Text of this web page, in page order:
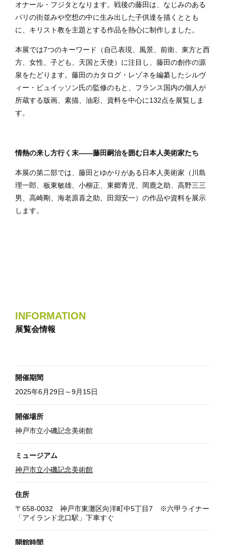
オナール・フジタとなります。戦後の藤田は、なじみのある
パリの街並みや空想の中に生み出した子供達を描くととも
に、キリスト教を主題とする作品を熱心に制作しました。
本展では7つのキーワード（自己表現、風景、前衛、東方と西
方、女性、子ども、天国と天使）に注目し、藤田の創作の源
泉をたどります。藤田のカタログ・レゾネを編纂したシルヴ
ィー・ビュイッソン氏の監修のもと、フランス国内の個人が
所蔵する版画、素描、油彩、資料を中心に132点を展覧しま
す。
情熱の来し方行く末――藤田嗣治を囲む日本人美術家たち
本展の第二部では、藤田とゆかりがある日本人美術家（川島
理一郎、板東敏雄、小柳正、東郷青児、岡鹿之助、高野三三
男、高崎剛、海老原喜之助、田淵安一）の作品や資料を展示
します。
INFORMATION
展覧会情報
開催期間
2025年6月29日～9月15日
開催場所
神戸市立小磯記念美術館
ミュージアム
神戸市立小磯記念美術館
住所
〒658-0032 神戸市東灘区向洋町中5丁目7 ※六甲ライナー
「アイランド北口駅」下車すぐ
開館時間